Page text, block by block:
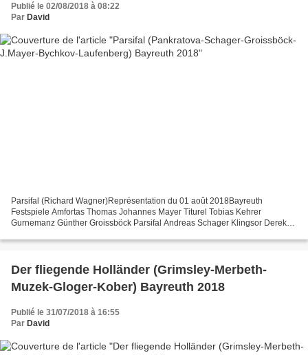
Publié le 02/08/2018 à 08:22
Par David
Parsifal (Richard Wagner)Représentation du 01 août 2018Bayreuth
Festspiele Amfortas Thomas Johannes Mayer Titurel Tobias Kehrer
Gurnemanz Günther Groissböck Parsifal Andreas Schager Klingsor Derek
Der fliegende Holländer (Grimsley-Merbeth-
Muzek-Gloger-Kober) Bayreuth 2018
Publié le 31/07/2018 à 16:55
Par David